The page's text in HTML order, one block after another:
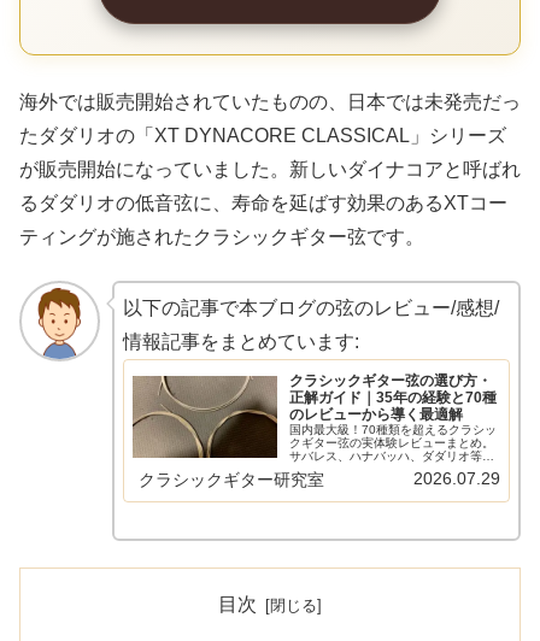
海外では販売開始されていたものの、日本では未発売だっ
たダダリオの「XT DYNACORE CLASSICAL」シリーズ
が販売開始になっていました。新しいダイナコアと呼ばれ
るダダリオの低音弦に、寿命を延ばす効果のあるXTコー
ティングが施されたクラシックギター弦です。
以下の記事で本ブログの弦のレビュー/感想/
情報記事をまとめています:
クラシックギター弦の選び方・
正解ガイド｜35年の経験と70種
のレビューから導く最適解
国内最大級！70種類を超えるクラシッ
クギター弦の実体験レビューまとめ。
サバレス、ハナバッハ、ダダリオ等の
主要メーカーから希少なスペイン弦ま
で網羅。比較早見表やショートカット
クラシックギター研究室 2026.07.29
目次